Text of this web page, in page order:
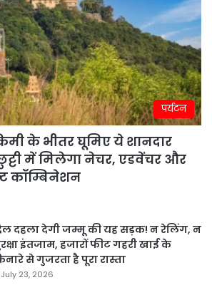
पर्यटन
के भीतर घूमिए ये शानदार
में मिलेगा नेचर, एडवेंचर और
कॉम्बिनेशन
दहला देगी जम्मू की यह सड़क! न रेलिंग, न
इंतजाम, हजारों फीट गहरी खाई के
से गुजरता है पूरा रास्ता
July 23, 2026